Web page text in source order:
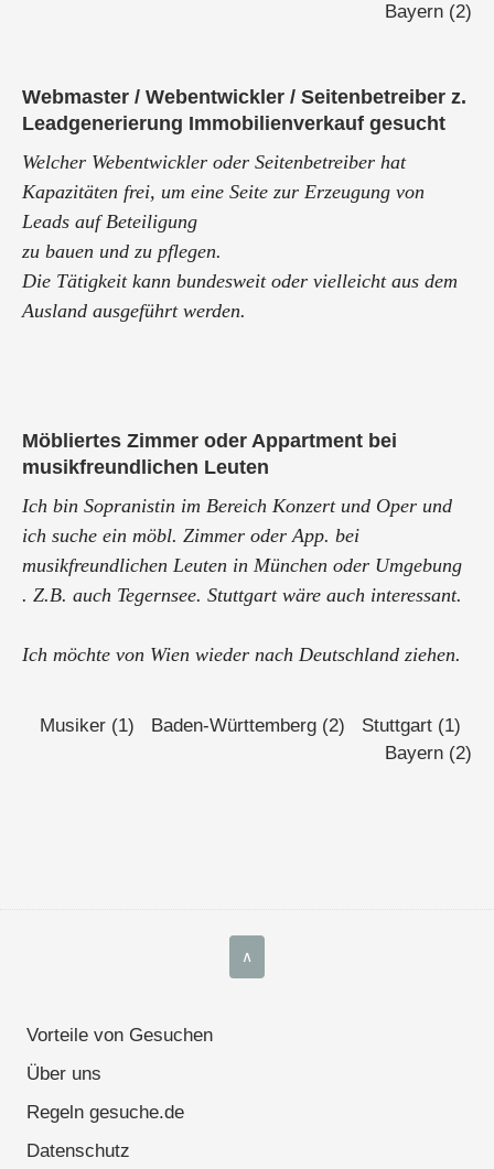
Bayern (2)
Webmaster / Webentwickler / Seitenbetreiber z.
Leadgenerierung Immobilienverkauf gesucht
Welcher Webentwickler oder Seitenbetreiber hat
Kapazitäten frei, um eine Seite zur Erzeugung von
Leads auf Beteiligung
zu bauen und zu pflegen.
Die Tätigkeit kann bundesweit oder vielleicht aus dem
Ausland ausgeführt werden.
Möbliertes Zimmer oder Appartment bei
musikfreundlichen Leuten
Ich bin Sopranistin im Bereich Konzert und Oper und
ich suche ein möbl. Zimmer oder App. bei
musikfreundlichen Leuten in München oder Umgebung
. Z.B. auch Tegernsee. Stuttgart wäre auch interessant.
Ich möchte von Wien wieder nach Deutschland ziehen.
Unterricht in Gesang und Stimmbildung ist möglich.
Musiker (1) Baden-Württemberg (2)
Stuttgart (1)
Bayern (2)
∧
Vorteile von Gesuchen
Über uns
Regeln gesuche.de
Datenschutz